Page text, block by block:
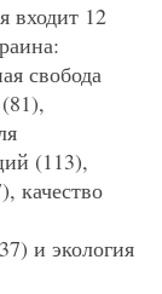
входит 12
свобода
(113),
качество
и экология